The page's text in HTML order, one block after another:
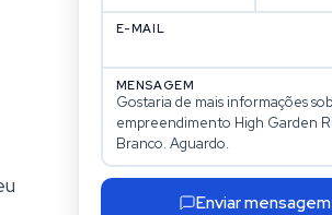
E-MAIL
MENSAGEM
Enviar mensagem